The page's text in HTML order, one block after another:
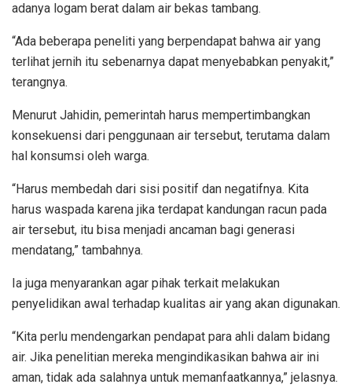
adanya logam berat dalam air bekas tambang.
“Ada beberapa peneliti yang berpendapat bahwa air yang
terlihat jernih itu sebenarnya dapat menyebabkan penyakit,”
terangnya.
Menurut Jahidin, pemerintah harus mempertimbangkan
konsekuensi dari penggunaan air tersebut, terutama dalam
hal konsumsi oleh warga.
“Harus membedah dari sisi positif dan negatifnya. Kita
harus waspada karena jika terdapat kandungan racun pada
air tersebut, itu bisa menjadi ancaman bagi generasi
mendatang,” tambahnya.
Ia juga menyarankan agar pihak terkait melakukan
penyelidikan awal terhadap kualitas air yang akan digunakan.
“Kita perlu mendengarkan pendapat para ahli dalam bidang
air. Jika penelitian mereka mengindikasikan bahwa air ini
aman, tidak ada salahnya untuk memanfaatkannya,” jelasnya.